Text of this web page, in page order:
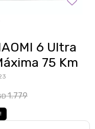
6 Ultra
75 Km
1.779